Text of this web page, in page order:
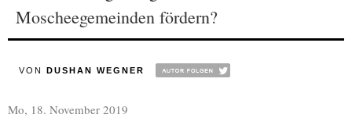
Moscheegemeinden fördern?
VON DUSHAN WEGNER
Mo, 18. November 2019